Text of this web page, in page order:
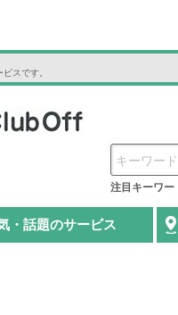
スです。
注目キーワー
・話題のサービス